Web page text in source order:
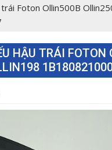
Foton Ollin500B
HẬU TRÁI FOTON